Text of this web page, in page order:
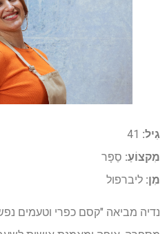
גִיל: 41
מִקצוֹעַ: סַפָּר
מִן: ליברפול
נדיה מביאה "קסם כפרי וטעמים